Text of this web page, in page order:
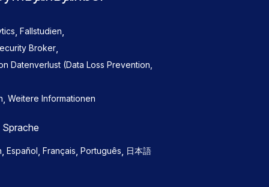
, Fallstudien,
Broker,
Datenverlust (Data Loss Prevention,
, Weitere Informationen
, Español, Français, Português, 日本語